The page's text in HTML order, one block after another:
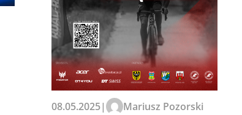
08.05.2025| Mariusz Pozorski